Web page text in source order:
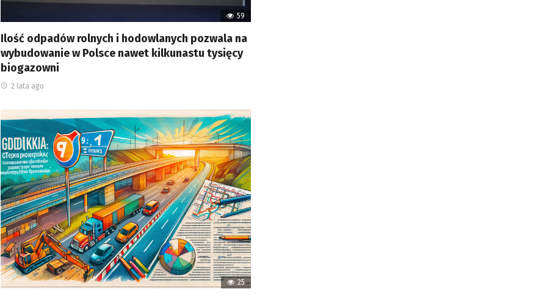
59
Ilość odpadów rolnych i hodowlanych pozwala na
wybudowanie w Polsce nawet kilkunastu tysięcy
biogazowni
2 lata ago
25